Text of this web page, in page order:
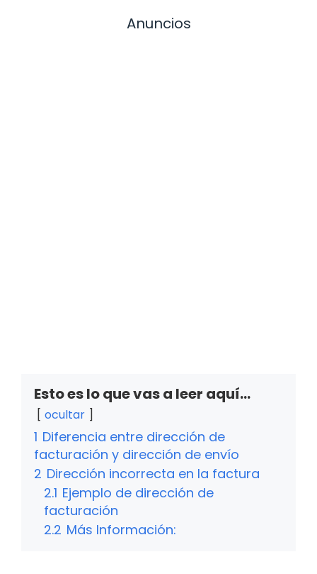
Anuncios
Esto es lo que vas a leer aquí...
ocultar
1 Diferencia entre dirección de
facturación y dirección de envío
2 Dirección incorrecta en la factura
2.1 Ejemplo de dirección de
facturación
2.2 Más Información: